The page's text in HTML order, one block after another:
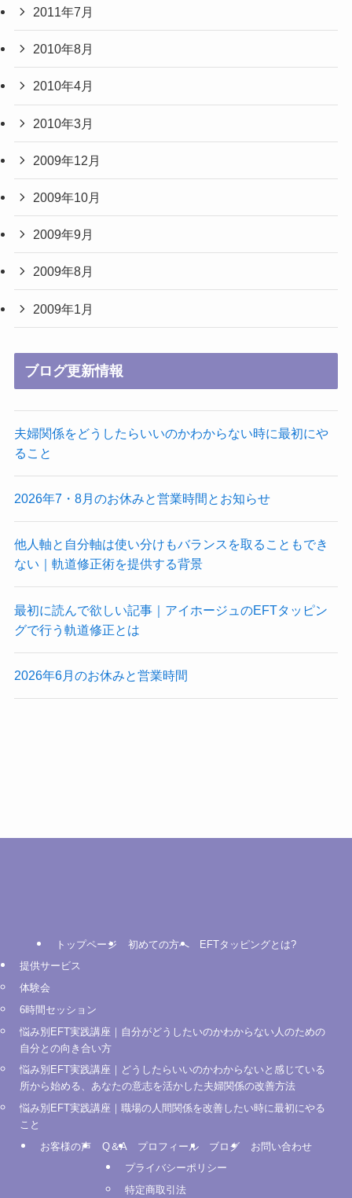
2011年7月
2010年8月
2010年4月
2010年3月
2009年12月
2009年10月
2009年9月
2009年8月
2009年1月
ブログ更新情報
夫婦関係をどうしたらいいのかわからない時に最初にや
ること
2026年7・8月のお休みと営業時間とお知らせ
他人軸と自分軸は使い分けもバランスを取ることもでき
ない｜軌道修正術を提供する背景
最初に読んで欲しい記事｜アイホージュのEFTタッピン
グで行う軌道修正とは
2026年6月のお休みと営業時間
トップページ 初めての方へ
EFTタッピングとは?
提供サービス
体験会
6時間セッション
悩み別EFT実践講座｜自分がどうしたいのかわからない人のための
自分との向き合い方
悩み別EFT実践講座｜どうしたらいいのかわからないと感じている
所から始める、あなたの意志を活かした夫婦関係の改善方法
悩み別EFT実践講座｜職場の人間関係を改善したい時に最初にやる
こと
お客様の声
Q＆A プロフィール ブログ
お問い合わせ
プライバシーポリシー
特定商取引法